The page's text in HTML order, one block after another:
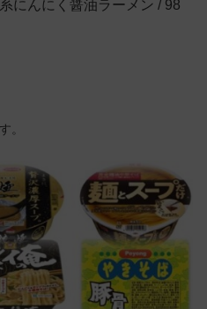
にんにく醤油ラーメン / 98
。